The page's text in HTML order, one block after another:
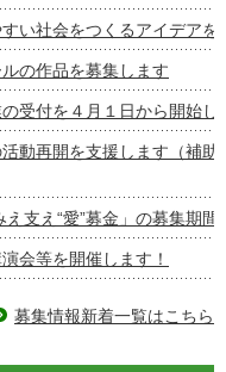
い社会をつくるアイデアを
の作品を募集します
受付を４月１日から開始し
動再開を支援します（補助
支え“愛”募金」の募集期
会等を開催します！
募集情報新着一覧はこちら